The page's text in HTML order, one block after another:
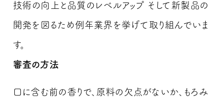
技術の向上と品質のレベルアップ そして新製品の
開発を図るため例年業界を挙げて取り組んでいま
す。
審査の方法
口に含む前の香りで、原料の欠点がないか、もろみ